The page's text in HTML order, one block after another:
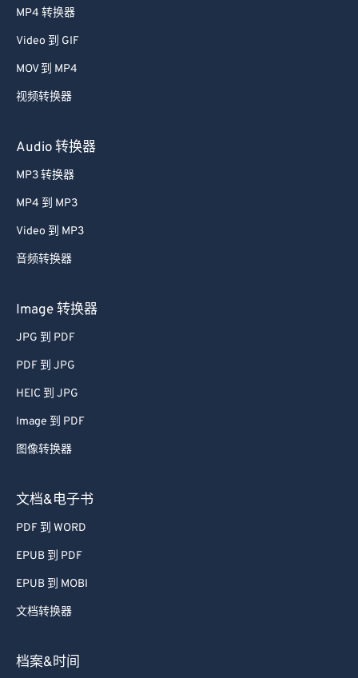
MP4 转换器
Video 到 GIF
MOV 到 MP4
视频转换器
Audio 转换器
MP3 转换器
MP4 到 MP3
Video 到 MP3
音频转换器
Image 转换器
JPG 到 PDF
PDF 到 JPG
HEIC 到 JPG
Image 到 PDF
图像转换器
文档&电子书
PDF 到 WORD
EPUB 到 PDF
EPUB 到 MOBI
文档转换器
档案&时间